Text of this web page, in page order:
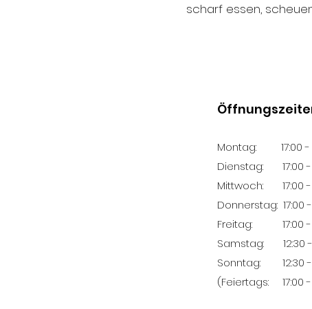
scharf essen,
Montag: 17:00 -
Dienstag: 17:00 -
Mittwoch: 17:00 -
Donnerstag: 17:00
Freitag: 17:00 -
Samstag: 12:30 -
Sonntag: 12:30 -
(Feiertags: 17:00 -